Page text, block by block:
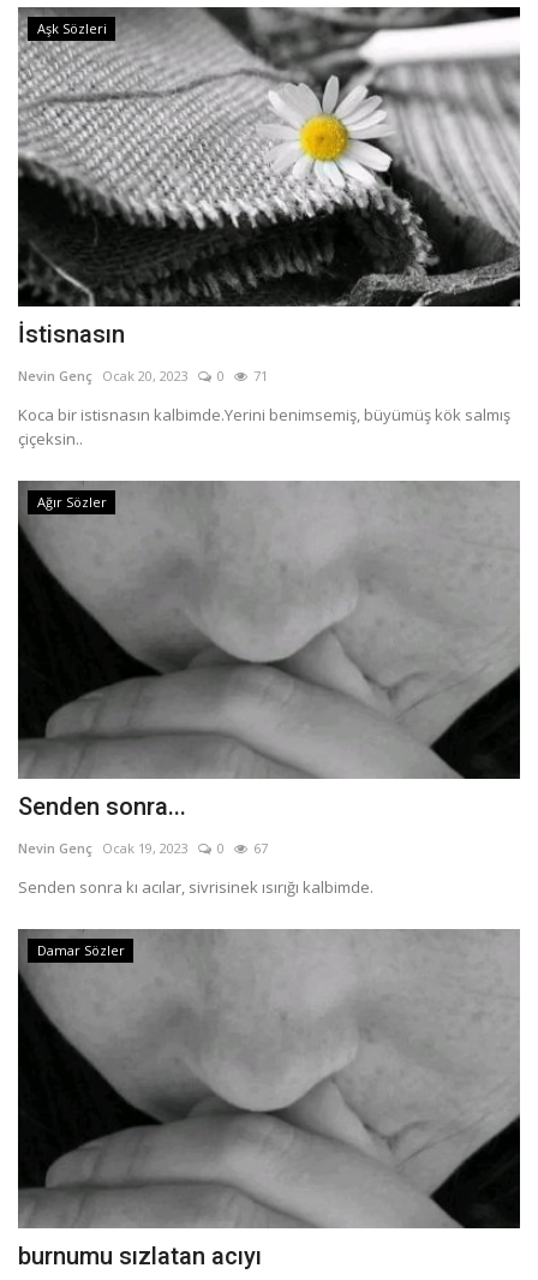
Aşk Sözleri
İstisnasın
Nevin Genç Ocak 20, 2023 0 71
Koca bir istisnasın kalbimde.Yerini benimsemiş, büyümüş kök salmış
çiçeksin..
Ağır Sözler
Senden sonra...
Nevin Genç Ocak 19, 2023 0 67
Senden sonra kı acılar, sivrisinek ısırığı kalbimde.
Damar Sözler
burnumu sızlatan acıyı